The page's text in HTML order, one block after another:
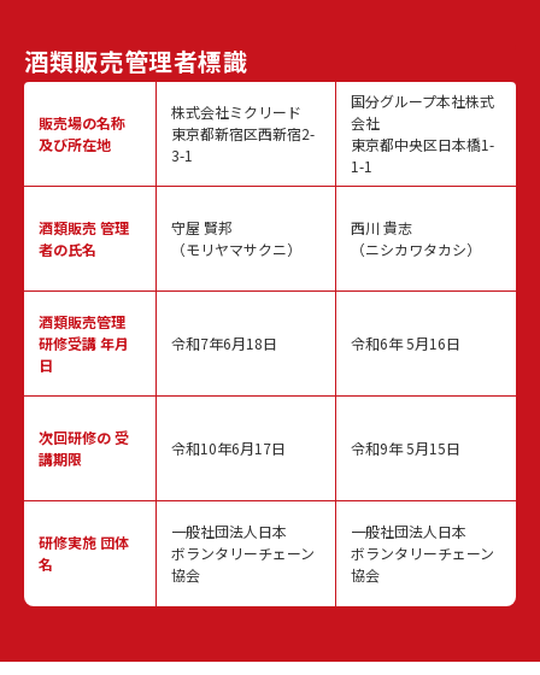
酒類販売管理者標識
販売場の名称
及び所在地
酒類販売管理
者の氏名
酒類販売管理
研修受講 年月
日
次回研修の受
講期限
研修実施 団体
名
株式会社ミクリード
東京都新宿区西新宿2-
3-1
守屋 賢邦
（モリヤマサクニ）
令和7年6月18日
令和10年6月17日
一般社団法人日本
ボランタリーチェーン
協会
国分グループ本社株式
会社
東京都中央区日本橋1-
1-1
西川 貴志
（ニシカワタカシ）
令和6年 5月16日
令和9年 5月15日
一般社団法人日本
ボランタリーチェーン
協会